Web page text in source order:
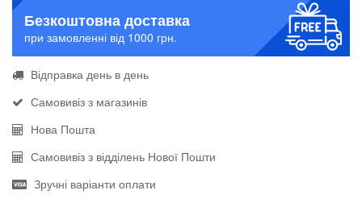
Безкоштовна доставка
при замовленні від 1000 грн.
Відправка день в день
Самовивіз з магазинів
Нова Пошта
Самовивіз з відділень Нової Пошти
Зручні варіанти оплати